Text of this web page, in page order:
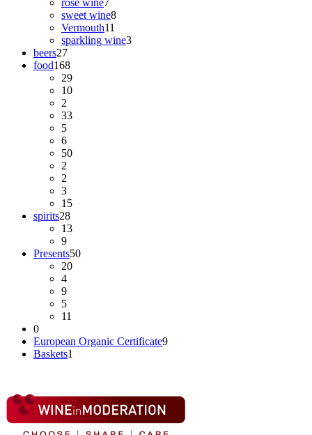
rose wine7
sweet wine8
Vermouth11
sparkling wine3
beers27
food168
29
10
2
33
5
6
50
2
2
3
15
spirits28
13
9
Presents50
20
4
9
5
11
0
European Organic Certificate9
Baskets1